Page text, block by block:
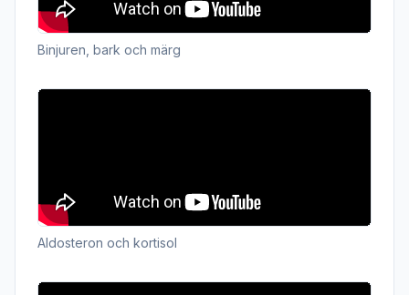
Binjuren, bark och märg
Aldosteron och kortisol